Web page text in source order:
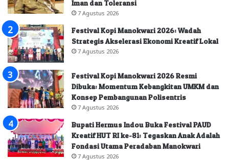
Iman dan Toleransi
7 Agustus 2026
Festival Kopi Manokwari 2026: Wadah
Strategis Akselerasi Ekonomi Kreatif Lokal
7 Agustus 2026
Festival Kopi Manokwari 2026 Resmi
Dibuka: Momentum Kebangkitan UMKM dan
Konsep Pembangunan Polisentris
7 Agustus 2026
Bupati Hermus Indou Buka Festival PAUD
Kreatif HUT RI ke-81: Tegaskan Anak Adalah
Fondasi Utama Peradaban Manokwari
7 Agustus 2026